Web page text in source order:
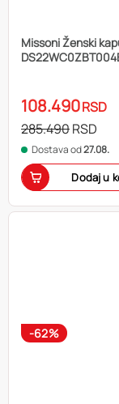
Missoni Ženski
108.490RSD
285.490RSD
Dostava od27.08.
Dodaj u
-62%